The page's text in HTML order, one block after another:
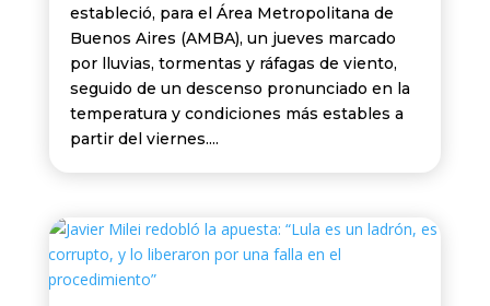
estableció, para el Área Metropolitana de
Buenos Aires (AMBA), un jueves marcado
por lluvias, tormentas y ráfagas de viento,
seguido de un descenso pronunciado en la
temperatura y condiciones más estables a
partir del viernes....